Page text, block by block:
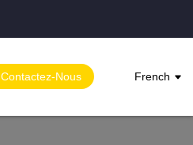
Contactez-Nous French